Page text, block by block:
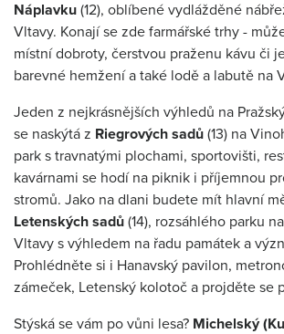
Náplavku (12), oblíbené vydlážděné
Vltavy. Konají se zde farmářské trhy -
místní dobroty, čerstvou praženu kávu či
barevné hemžení a také lodě a labutě na
Jeden z nejkrásnějších výhledů na
se naskýtá z Riegrových sadů (13) na
park s travnatými plochami, sportovišti,
kavárnami se hodí na piknik i příjemnou
stromů. Jako na dlani budete mít hlavní
Letenských sadů (14), rozsáhlého parku
Vltavy s výhledem na řadu památek a
Prohlédněte si i Hanavský pavilon,
zámeček, Letenský kolotoč a projděte se
Stýská se vám po vůni lesa? Michelský